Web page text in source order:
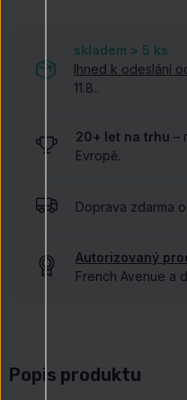
skladem > 5 ks
Ihned k odeslání
11.8..
20+ let na trhu –
Evropě.
Doprava zdarma
Autorizovaný
French Avenue a
Popis produktu